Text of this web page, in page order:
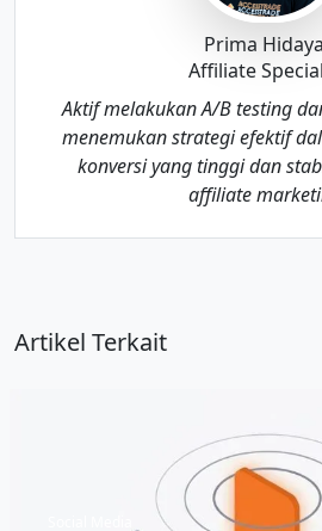
Prima
Affiliate
Aktif melakukan A/B testing
menemukan strategi efektif
konversi yang tinggi dan
affiliate
Artikel Terkait